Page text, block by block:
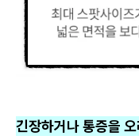
긴장하거나 통증을